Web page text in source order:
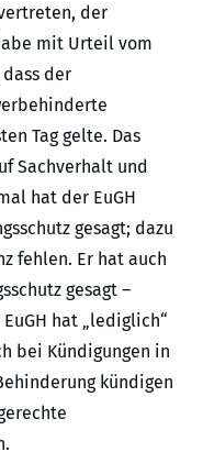
der
mit Urteil vom
dass der
Tag gelte. Das
Sachverhalt und
hat der EuGH
gesagt; dazu
fehlen. Er hat auch
gesagt –
hat „lediglich“
bei Kündigungen in
kündigen